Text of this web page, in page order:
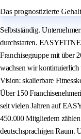
Das prognostizierte
Selbstständig.
durchstarten.
Franchisegruppe mit über
wachsen wir kontinuierlich
Vision: skalierbare
Über 150
seit vielen Jahren auf
450.000 Mitgliedern
deutschsprachigen Raum.